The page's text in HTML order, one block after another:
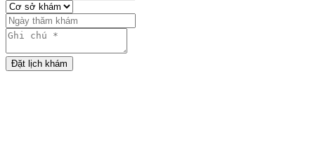
Đặt lịch khám